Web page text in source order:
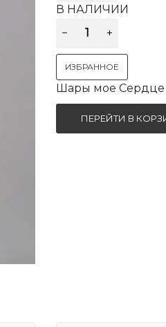
В НАЛИЧИИ
ИЗБРАННОЕ
Шары мое Сердце
ПЕРЕЙТИ В